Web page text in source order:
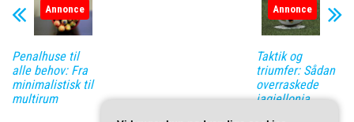
Annonce
Penalhuse til
alle behov: Fra
minimalistisk til
multirum
Annonce
Taktik og
triumfer: Sådan
overraskede
jagiellonia